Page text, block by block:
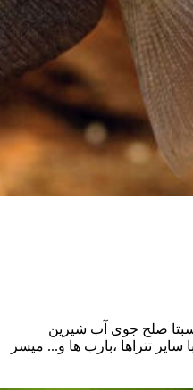
صلح جوی آب شیرین
تتراها ،بارب ها و... میسر